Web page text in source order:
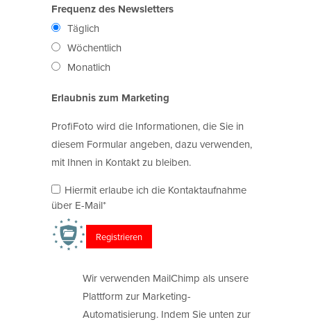
Frequenz des Newsletters
Täglich
Wöchentlich
Monatlich
Erlaubnis zum Marketing
ProfiFoto wird die Informationen, die Sie in
diesem Formular angeben, dazu verwenden,
mit Ihnen in Kontakt zu bleiben.
Hiermit erlaube ich die Kontaktaufnahme
über E-Mail*
Wir verwenden MailChimp als unsere
Plattform zur Marketing-
Automatisierung. Indem Sie unten zur